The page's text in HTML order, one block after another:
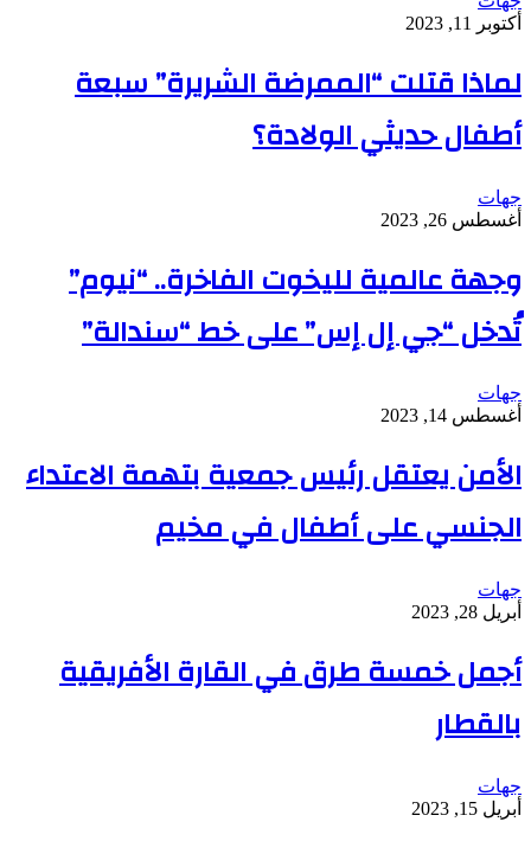
أكتوبر 11, 2023
لماذا قتلت “الممرضة الشريرة” سبعة
أطفال حديثي الولادة؟
جهات
أغسطس 26, 2023
وجهة عالمية لليخوت الفاخرة.. “نيوم”
تُدخل “جي إل إس” على خط “سندالة”
جهات
أغسطس 14, 2023
الأمن يعتقل رئيس جمعية بتهمة الاعتداء
الجنسي على أطفال في مخيم
جهات
أبريل 28, 2023
أجمل خمسة طرق في القارة الأفريقية
بالقطار
جهات
أبريل 15, 2023